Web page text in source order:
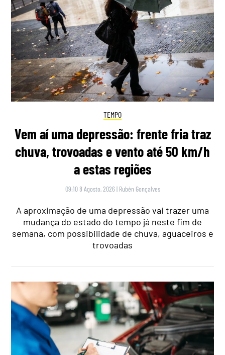
TEMPO
Vem aí uma depressão: frente fria traz
chuva, trovoadas e vento até 50 km/h
a estas regiões
09:10 8 Agosto, 2026 | Rubén Gonçalves
A aproximação de uma depressão vai trazer uma
mudança do estado do tempo já neste fim de
semana, com possibilidade de chuva, aguaceiros e
trovoadas